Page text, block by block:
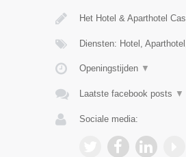
Het Hotel & Aparthotel
Diensten: Hotel,
Openingstijden ▼
Laatste facebook posts ▼
Sociale media: